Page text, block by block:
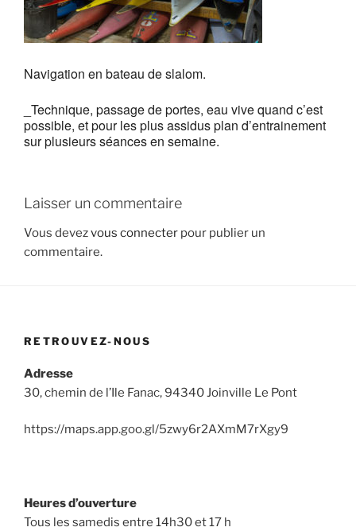
Navigation en bateau de slalom.
_Technique, passage de portes, eau vive quand c’est
possible, et pour les plus assidus plan d’entrainement
sur plusieurs séances en semaine.
Laisser un commentaire
Vous devezvous connecter pour publier un
commentaire.
RETROUVEZ-NOUS
Adresse
30, chemin de l’Ile Fanac, 94340 Joinville Le Pont
https://maps.app.goo.gl/5zwy6r2AXmM7rXgy9
Heures d’ouverture
Tous les samedis entre 14h30 et 17 h